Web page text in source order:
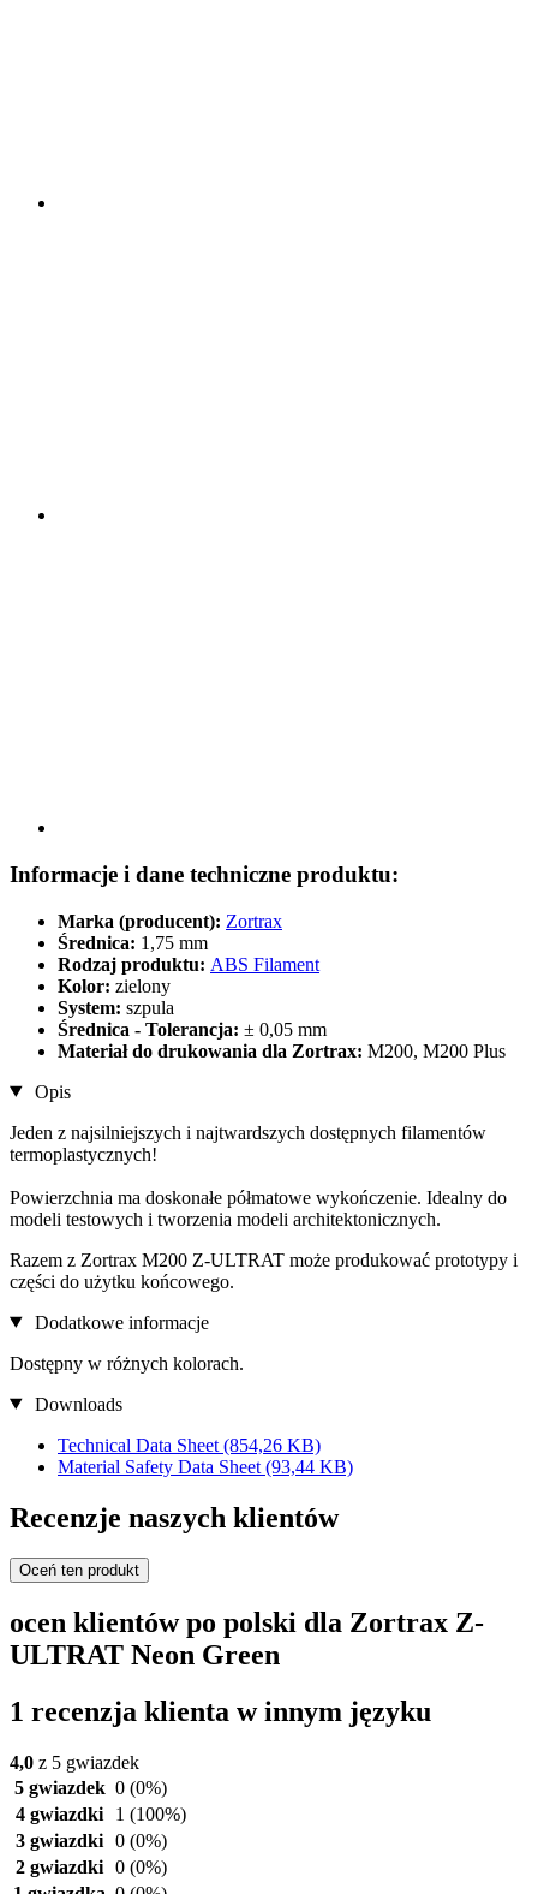
Informacje i dane techniczne produktu:
Marka (producent): Zortrax
Średnica: 1,75 mm
Rodzaj produktu: ABS Filament
Kolor: zielony
System: szpula
Średnica - Tolerancja: ± 0,05 mm
Materiał do drukowania dla Zortrax: M200, M200 Plus
Opis
Jeden z najsilniejszych i najtwardszych dostępnych filamentów
termoplastycznych!
Powierzchnia ma doskonałe półmatowe wykończenie. Idealny do
modeli testowych i tworzenia modeli architektonicznych.
Razem z Zortrax M200 Z-ULTRAT może produkować prototypy i
części do użytku końcowego.
Dodatkowe informacje
Dostępny w różnych kolorach.
Downloads
Technical Data Sheet (854,26 KB)
Material Safety Data Sheet (93,44 KB)
Recenzje naszych klientów
Oceń ten produkt
ocen klientów po polski dla Zortrax Z-
ULTRAT Neon Green
1 recenzja klienta w innym języku
4,0 z 5 gwiazdek
5 gwiazdek 0 (0%)
4 gwiazdki
1 (100%)
3 gwiazdki 0 (0%)
2 gwiazdki 0 (0%)